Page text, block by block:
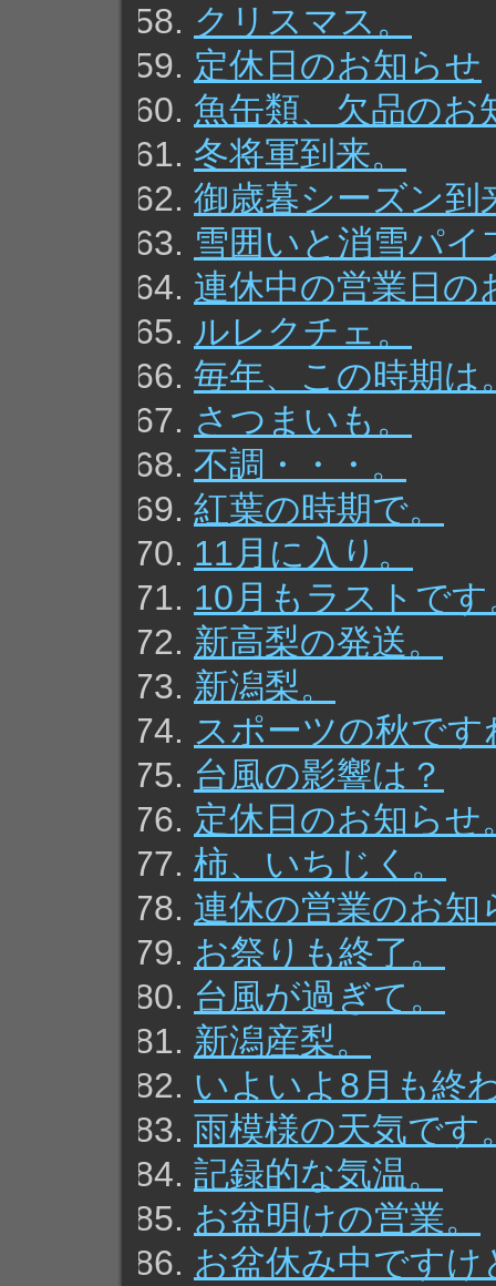
クリスマス。
定休日のお知らせ
魚缶類、欠品のお
冬将軍到来。
御歳暮シーズン到
雪囲いと消雪パイ
連休中の営業日の
ルレクチェ。
毎年、この時期は
さつまいも。
不調・・・。
紅葉の時期で。
11月に入り。
10月もラストです
新高梨の発送。
新潟梨。
スポーツの秋です
台風の影響は？
定休日のお知らせ
柿、いちじく。
連休の営業のお知
お祭りも終了。
台風が過ぎて。
新潟産梨。
いよいよ8月も終
雨模様の天気です
記録的な気温。
お盆明けの営業。
お盆休み中ですけ